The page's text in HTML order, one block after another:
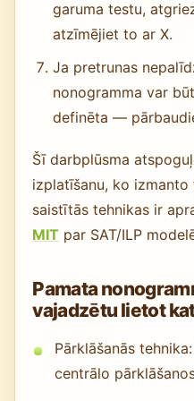
garuma testu,
atzīmējiet to ar X.
Ja pretrunas
nonogramma var
definēta —
Šī darbplūsma
izplatīšanu, ko
saistītās tehnikas ir
MIT par SAT/ILP
Pamata
vajadzētu lietot
Pārklāšanās
centrālo